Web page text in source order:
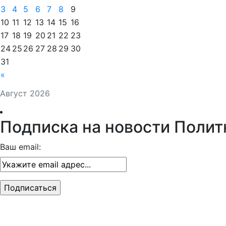
Август 2026
«
3
4 5 6 7 8
9
10 11 12 13 14 15 16
17 18 19 20 21 22 23
24 25 26 27 28 29 30
31
Подписка на новости
Ваш email: